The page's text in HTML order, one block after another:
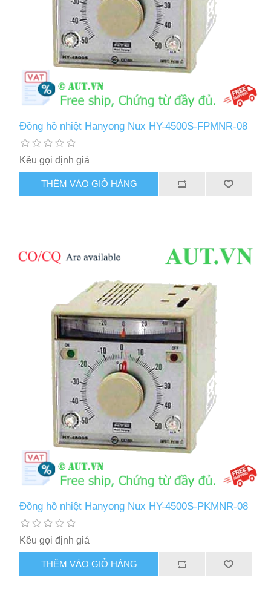
Đồng hồ nhiệt Hanyong Nux HY-4500S-FPMNR-08
Kêu gọi định giá
THÊM VÀO GIỎ HÀNG
Đồng hồ nhiệt Hanyong Nux HY-4500S-PKMNR-08
Kêu gọi định giá
THÊM VÀO GIỎ HÀNG